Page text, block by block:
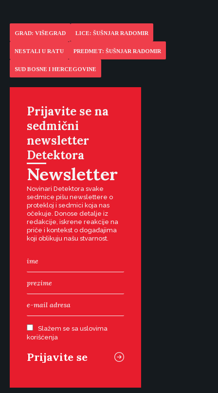
GRAD: VIŠEGRAD LICE: ŠUŠNJAR RADOMIR
NESTALI U RATU PREDMET: ŠUŠNJAR RADOMIR
SUD BOSNE I HERCEGOVINE
Prijavite se na
sedmični
newsletter
Detektora
Newsletter
Novinari Detektora svake
sedmice pišu newslettere o
protekloj i sedmici koja nas
očekuje. Donose detalje iz
redakcije, iskrene reakcije na
priče i kontekst o događajima
koji oblikuju našu stvarnost.
Slažem se sa uslovima
korišćenja